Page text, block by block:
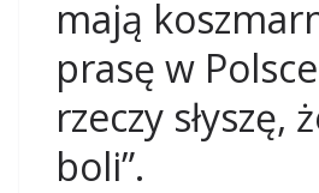
mają
prasę w
rzeczy słyszę,
boli”.